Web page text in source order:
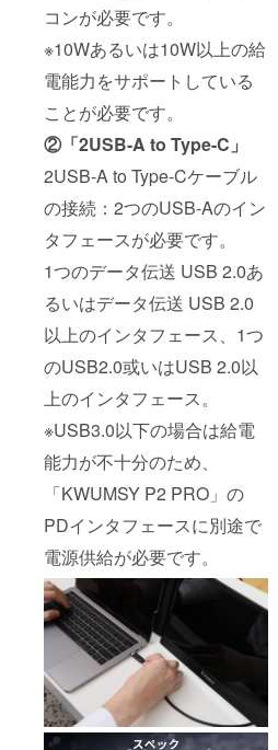
コンが必要です。
※10Wあるいは10W以上の給
電能力をサポートしている
ことが必要です。
②「2USB-A to Type-C」
2USB-A to Type-Cケーブル
の接続：2つのUSB-Aのイン
タフェースが必要です。
1つのデータ伝送 USB 2.0あ
るいはデータ伝送 USB 2.0
以上のインタフェース、1つ
のUSB2.0或いはUSB 2.0以
上のインタフェース。
※USB3.0以下の場合は給電
能力が不十分のため、
「KWUMSY P2 PRO」の
PDインタフェースに別途で
電源供給が必要です。